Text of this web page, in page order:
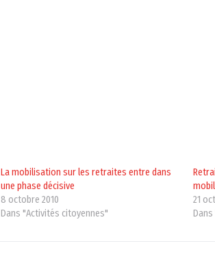
La mobilisation sur les retraites entre dans
une phase décisive
8 octobre 2010
Dans "Activités citoyennes"
21